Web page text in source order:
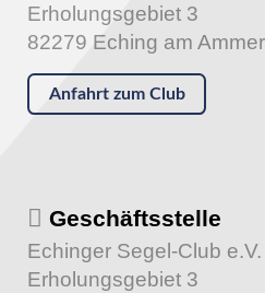
Erholungsgebiet 3
82279 Eching am
Anfahrt zum Club
Geschäftsstelle
Echinger Segel-Club e.V.
Erholungsgebiet 3